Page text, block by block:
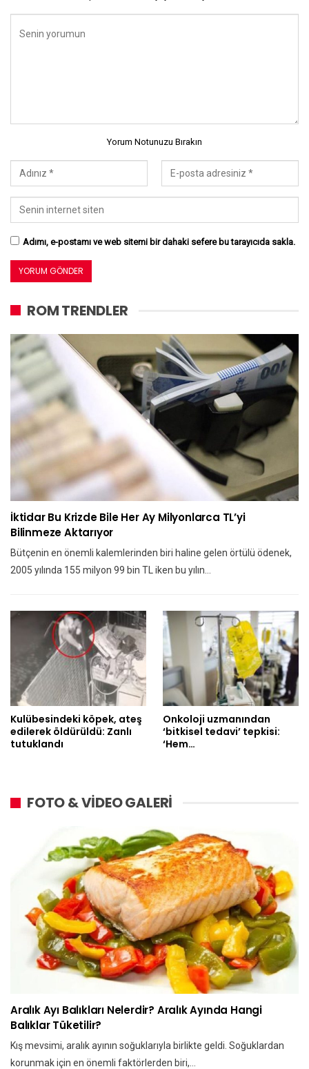
Yorum Notunuzu Bırakın
Adımı, e-postamı ve web sitemi bir dahaki sefere bu tarayıcıda sakla.
ROM TRENDLER
İktidar Bu Krizde Bile Her Ay Milyonlarca TL’yi
Bilinmeze Aktarıyor
Bütçenin en önemli kalemlerinden biri haline gelen örtülü ödenek,
2005 yılında 155 milyon 99 bin TL iken bu yılın…
Kulübesindeki köpek, ateş
edilerek öldürüldü: Zanlı
tutuklandı
Onkoloji uzmanından
‘bitkisel tedavi’ tepkisi:
‘Hem…
FOTO & VİDEO GALERİ
Aralık Ayı Balıkları Nelerdir? Aralık Ayında Hangi
Balıklar Tüketilir?
Kış mevsimi, aralık ayının soğuklarıyla birlikte geldi. Soğuklardan
korunmak için en önemli faktörlerden biri,…